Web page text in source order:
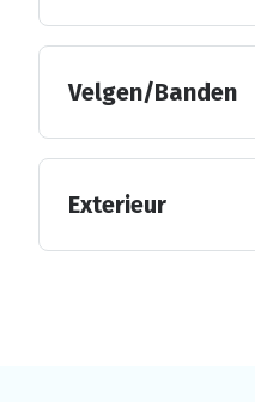
Velgen/Banden
Exterieur